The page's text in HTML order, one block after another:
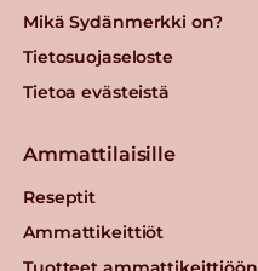
Mikä Sydänmerkki on?
Tietosuojaseloste
Tietoa evästeistä
Ammattilaisille
Reseptit
Ammattikeittiöt